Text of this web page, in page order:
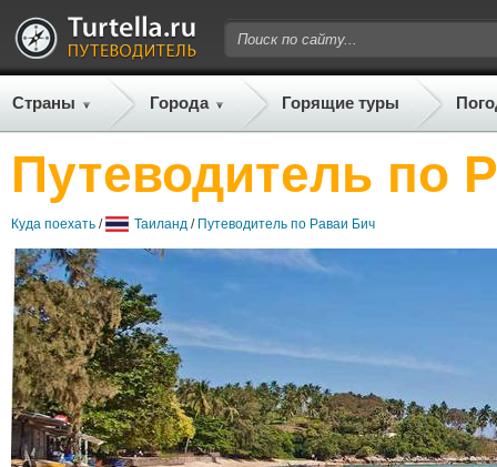
Страны Города Горящие туры
Путеводитель по
Куда поехать / Таиланд / Путеводитель по Раваи Бич